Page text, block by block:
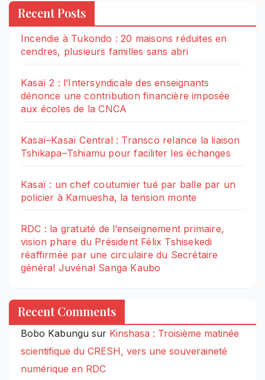
Recent Posts
Incendie à Tukondo : 20 maisons réduites en
cendres, plusieurs familles sans abri
Kasaï 2 : l’Intersyndicale des enseignants
dénonce une contribution financière imposée
aux écoles de la CNCA
Kasaï–Kasaï Central : Transco relance la liaison
Tshikapa–Tshiamu pour faciliter les échanges
Kasaï : un chef coutumier tué par balle par un
policier à Kamuesha, la tension monte
RDC : la gratuité de l’enseignement primaire,
vision phare du Président Félix Tshisekedi
réaffirmée par une circulaire du Secrétaire
général Juvénal Sanga Kaubo
Recent Comments
Bobo Kabungu sur Kinshasa : Troisième matinée
scientifique du CRESH, vers une souveraineté
numérique en RDC